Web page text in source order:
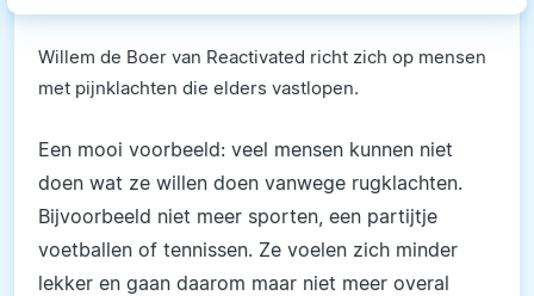
Willem de Boer van Reactivated richt zich op mensen
met pijnklachten die elders vastlopen.
Een mooi voorbeeld: veel mensen kunnen niet
doen wat ze willen doen vanwege rugklachten.
Bijvoorbeeld niet meer sporten, een partijtje
voetballen of tennissen. Ze voelen zich minder
lekker en gaan daarom maar niet meer overal